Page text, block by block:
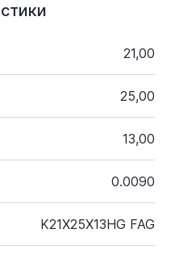
21,00
25,00
13,00
0.0090
K21X25X13HG FAG